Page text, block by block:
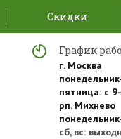
Скидки
График
г. Москва
пятница: с
рп. Михнево
сб, вс: